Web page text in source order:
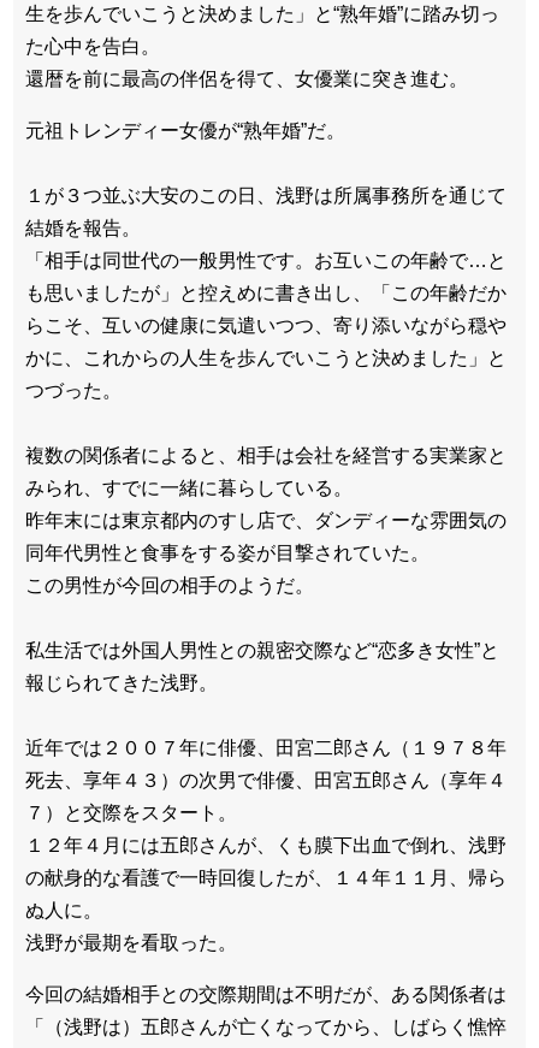
生を歩んでいこうと決めました」と“熟年婚”に踏み切っ
た心中を告白。
還暦を前に最高の伴侶を得て、女優業に突き進む。
元祖トレンディー女優が“熟年婚”だ。
１が３つ並ぶ大安のこの日、浅野は所属事務所を通じて
結婚を報告。
「相手は同世代の一般男性です。お互いこの年齢で…と
も思いましたが」と控えめに書き出し、「この年齢だか
らこそ、互いの健康に気遣いつつ、寄り添いながら穏や
かに、これからの人生を歩んでいこうと決めました」と
つづった。
複数の関係者によると、相手は会社を経営する実業家と
みられ、すでに一緒に暮らしている。
昨年末には東京都内のすし店で、ダンディーな雰囲気の
同年代男性と食事をする姿が目撃されていた。
この男性が今回の相手のようだ。
私生活では外国人男性との親密交際など“恋多き女性”と
報じられてきた浅野。
近年では２００７年に俳優、田宮二郎さん（１９７８年
死去、享年４３）の次男で俳優、田宮五郎さん（享年４
７）と交際をスタート。
１２年４月には五郎さんが、くも膜下出血で倒れ、浅野
の献身的な看護で一時回復したが、１４年１１月、帰ら
ぬ人に。
浅野が最期を看取った。
今回の結婚相手との交際期間は不明だが、ある関係者は
「（浅野は）五郎さんが亡くなってから、しばらく憔悴